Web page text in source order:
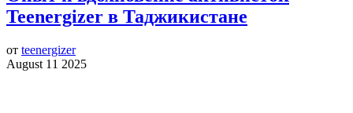
Teenergizer в Таджикистане
от teenergizer
August 11 2025